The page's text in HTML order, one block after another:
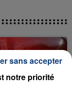
notre priorité
sans accepter